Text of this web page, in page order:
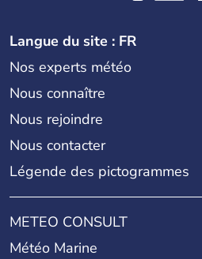
Langue du site : FR
Nos experts météo
Nous connaître
Nous rejoindre
Nous contacter
Légende des pictogrammes
METEO CONSULT
Météo Marine